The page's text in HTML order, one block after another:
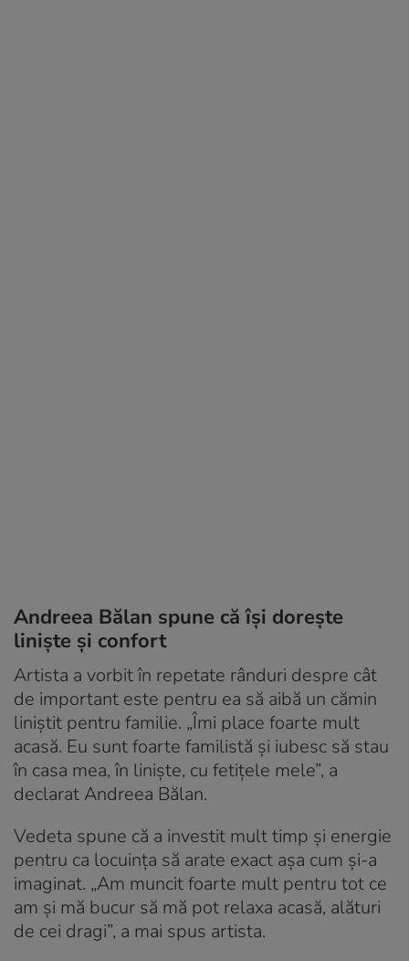
Andreea Bălan spune că își dorește
liniște și confort
Artista a vorbit în repetate rânduri despre cât
de important este pentru ea să aibă un cămin
liniștit pentru familie. „Îmi place foarte mult
acasă. Eu sunt foarte familistă și iubesc să stau
în casa mea, în liniște, cu fetițele mele”, a
declarat Andreea Bălan.
Vedeta spune că a investit mult timp și energie
pentru ca locuința să arate exact așa cum și-a
imaginat. „Am muncit foarte mult pentru tot ce
am și mă bucur să mă pot relaxa acasă, alături
de cei dragi”, a mai spus artista.